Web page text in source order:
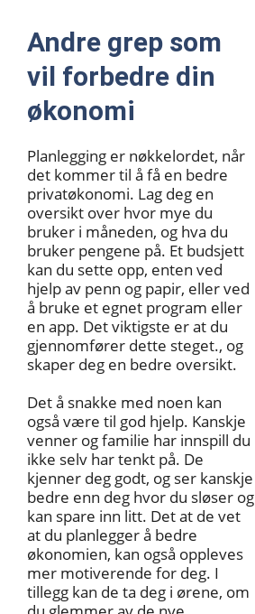
Andre grep som
vil forbedre din
økonomi
Planlegging er nøkkelordet, når
det kommer til å få en bedre
privatøkonomi. Lag deg en
oversikt over hvor mye du
bruker i måneden, og hva du
bruker pengene på. Et budsjett
kan du sette opp, enten ved
hjelp av penn og papir, eller ved
å bruke et egnet program eller
en app. Det viktigste er at du
gjennomfører dette steget., og
skaper deg en bedre oversikt.
Det å snakke med noen kan
også være til god hjelp. Kanskje
venner og familie har innspill du
ikke selv har tenkt på. De
kjenner deg godt, og ser kanskje
bedre enn deg hvor du sløser og
kan spare inn litt. Det at de vet
at du planlegger å bedre
økonomien, kan også oppleves
mer motiverende for deg. I
tillegg kan de ta deg i ørene, om